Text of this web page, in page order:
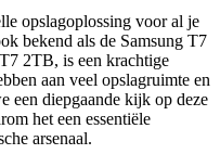
opslagoplossing voor al je
bekend als de Samsung T7
2TB, is een krachtige
aan veel opslagruimte en
een diepgaande kijk op deze
het een essentiële
arsenaal.